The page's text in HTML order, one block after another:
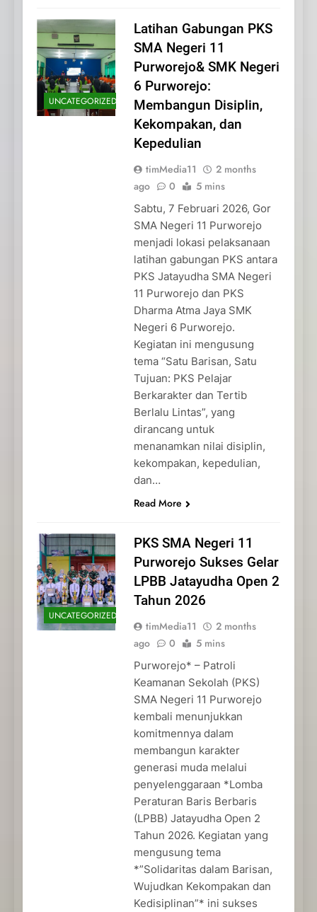
UNCATEGORIZED
Latihan Gabungan PKS
SMA Negeri 11
Purworejo& SMK Negeri
6 Purworejo:
Membangun Disiplin,
Kekompakan, dan
Kepedulian
timMedia11
2 months
ago
0 5 mins
Sabtu, 7 Februari 2026, Gor
SMA Negeri 11 Purworejo
menjadi lokasi pelaksanaan
latihan gabungan PKS antara
PKS Jatayudha SMA Negeri
11 Purworejo dan PKS
Dharma Atma Jaya SMK
Negeri 6 Purworejo.
Kegiatan ini mengusung
tema “Satu Barisan, Satu
Tujuan: PKS Pelajar
Berkarakter dan Tertib
Berlalu Lintas”, yang
dirancang untuk
menanamkan nilai disiplin,
kekompakan, kepedulian,
dan…
Read More
UNCATEGORIZED
PKS SMA Negeri 11
Purworejo Sukses Gelar
LPBB Jatayudha Open 2
Tahun 2026
timMedia11
2 months
ago
0 5 mins
Purworejo* – Patroli
Keamanan Sekolah (PKS)
SMA Negeri 11 Purworejo
kembali menunjukkan
komitmennya dalam
membangun karakter
generasi muda melalui
penyelenggaraan *Lomba
Peraturan Baris Berbaris
(LPBB) Jatayudha Open 2
Tahun 2026. Kegiatan yang
mengusung tema
*”Solidaritas dalam Barisan,
Wujudkan Kekompakan dan
Kedisiplinan”* ini sukses